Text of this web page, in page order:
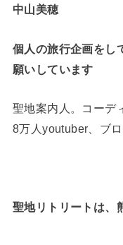
中山美穂
個人の旅行企画をし
願いしています
聖地案内人。コーデ
8万人youtuber、ブ
聖地リトリートは、